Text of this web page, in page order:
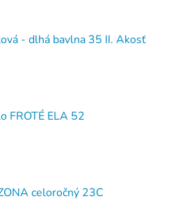
- dlhá bavlna 35 II. Akosť
FROTÉ ELA 52
celoročný 23C